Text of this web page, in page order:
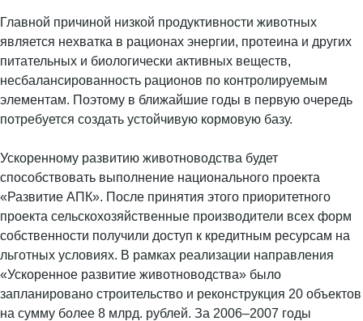
Главной причиной низкой продуктивности животных
является нехватка в рационах энергии, протеина и других
питательных и биологически активных веществ,
несбалансированность рационов по контролируемым
элементам. Поэтому в ближайшие годы в первую очередь
потребуется создать устойчивую кормовую базу.
Ускоренному развитию животноводства будет
способствовать выполнение национального проекта
«Развитие АПК». После принятия этого приоритетного
проекта сельскохозяйственные производители всех форм
собственности получили доступ к кредитным ресурсам на
льготных условиях. В рамках реализации направления
«Ускоренное развитие животноводства» было
запланировано строительство и реконструкция 20 объектов
на сумму более 8 млрд. рублей. За 2006–2007 годы